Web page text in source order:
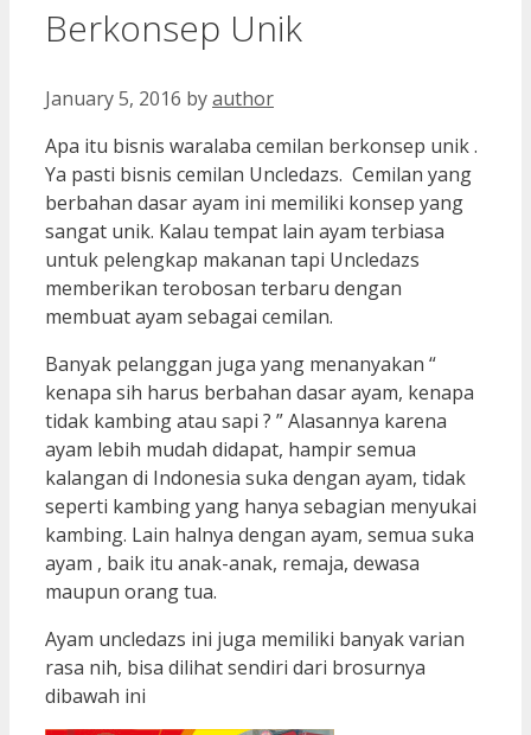
Berkonsep Unik
January 5, 2016 byauthor
Apa itu bisnis waralaba cemilan berkonsep unik .
Ya pasti bisnis cemilan Uncledazs. Cemilan yang
berbahan dasar ayam ini memiliki konsep yang
sangat unik. Kalau tempat lain ayam terbiasa
untuk pelengkap makanan tapi Uncledazs
memberikan terobosan terbaru dengan
membuat ayam sebagai cemilan.
Banyak pelanggan juga yang menanyakan “
kenapa sih harus berbahan dasar ayam, kenapa
tidak kambing atau sapi ? ” Alasannya karena
ayam lebih mudah didapat, hampir semua
kalangan di Indonesia suka dengan ayam, tidak
seperti kambing yang hanya sebagian menyukai
kambing. Lain halnya dengan ayam, semua suka
ayam , baik itu anak-anak, remaja, dewasa
maupun orang tua.
Ayam uncledazs ini juga memiliki banyak varian
rasa nih, bisa dilihat sendiri dari brosurnya
dibawah ini